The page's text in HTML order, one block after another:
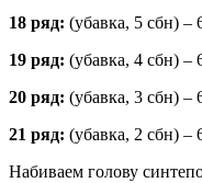
18 ряд: (убавка, 5 сбн) –
19 ряд: (убавка, 4 сбн) –
20 ряд: (убавка, 3 сбн) –
21 ряд: (убавка, 2 сбн) –
Набиваем голову